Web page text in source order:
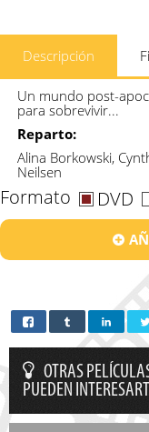
Descripción
Un mundo post-
para sobrevivir...
Reparto:
Alina Borkowski,
Neilsen
Formato DVD
OTRAS
PUEDEN